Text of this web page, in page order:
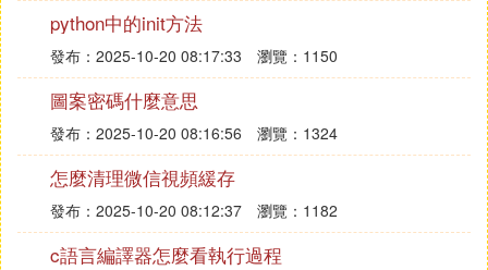
2、在要解析的域名後面解析面板下點擊登陸，進行
登陸域名解析面板操作。
3、在域名控制面板里，點擊左邊的菜單DNS解析管
理。
4、點擊增加IP,進行將伺服器的IP與域名進行綁定。
5、在主機名後面錄入www，IP地址後面錄入網站伺
服器的IP地(網站空間伺服器服務商提供)，再點擊增
加進行確認操作。
python中的init方法
發布：2025-10-20 08:17:33 瀏覽：1150
圖案密碼什麼意思
發布：2025-10-20 08:16:56 瀏覽：1324
怎麼清理微信視頻緩存
發布：2025-10-20 08:12:37 瀏覽：1182
c語言編譯器怎麼看執行過程